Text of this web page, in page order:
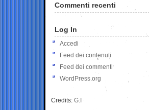
Commenti recenti
Log In
Accedi
Feed dei contenuti
Feed dei commenti
WordPress.org
Credits: G.I